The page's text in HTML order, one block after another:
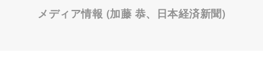
メディア情報 (加藤 恭、日本経済新聞)